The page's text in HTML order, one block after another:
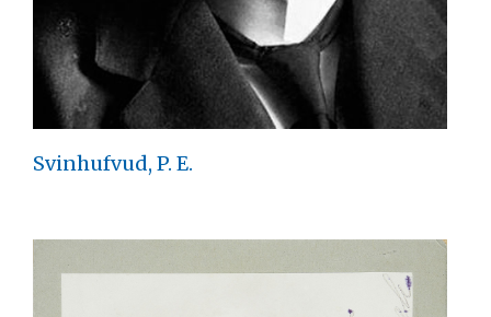
Svinhufvud, P. E.